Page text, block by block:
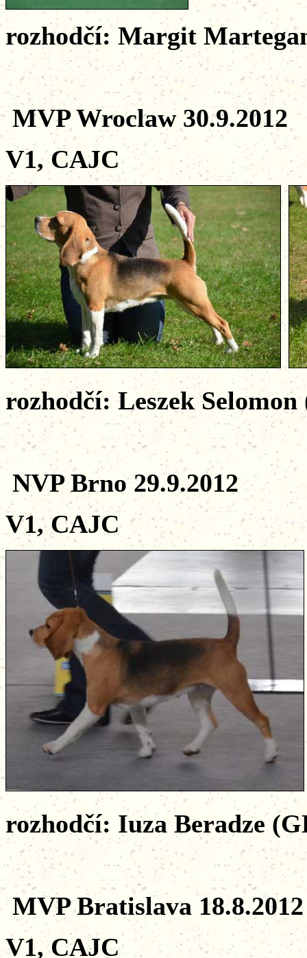
rozhodčí: Margit
MVP Wroclaw 30.9.2012
V1, CAJC
rozhodčí: Leszek Selomon
NVP Brno 29.9.2012
V1, CAJC
rozhodčí: Iuza Beradze
MVP Bratislava 18.8.2012
V1, CAJC